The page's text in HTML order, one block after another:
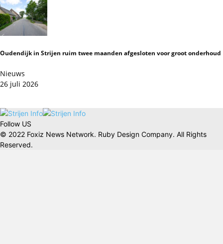
Oudendijk in Strijen ruim twee maanden afgesloten voor groot onderhoud
Nieuws
26 juli 2026
Follow US
© 2022 Foxiz News Network. Ruby Design Company. All Rights
Reserved.